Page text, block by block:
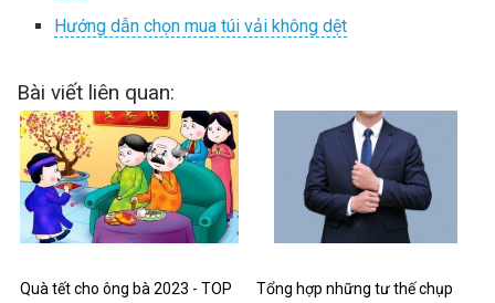
Hướng dẫn chọn mua túi vải không dệt
Bài viết liên quan:
Quà tết cho ông bà 2023 - TOP
Tổng hợp những tư thế chụp